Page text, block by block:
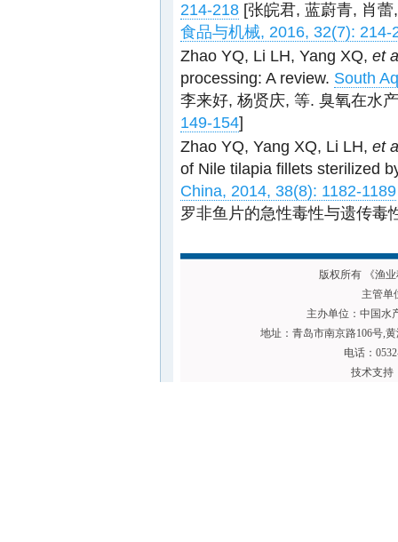
214-218 [张皖君, 蓝蔚青, 肖
食品与机械, 2016, 32(7): 214-
Zhao YQ, Li LH, Yang XQ, et
processing: A review. South
李来好, 杨贤庆, 等. 臭氧在水
149-154]
Zhao YQ, Yang XQ, Li LH, et
of Nile tilapia fillets sterilized
China, 2014, 38(8): 1182-1189
罗非鱼片的急性毒性与遗传毒